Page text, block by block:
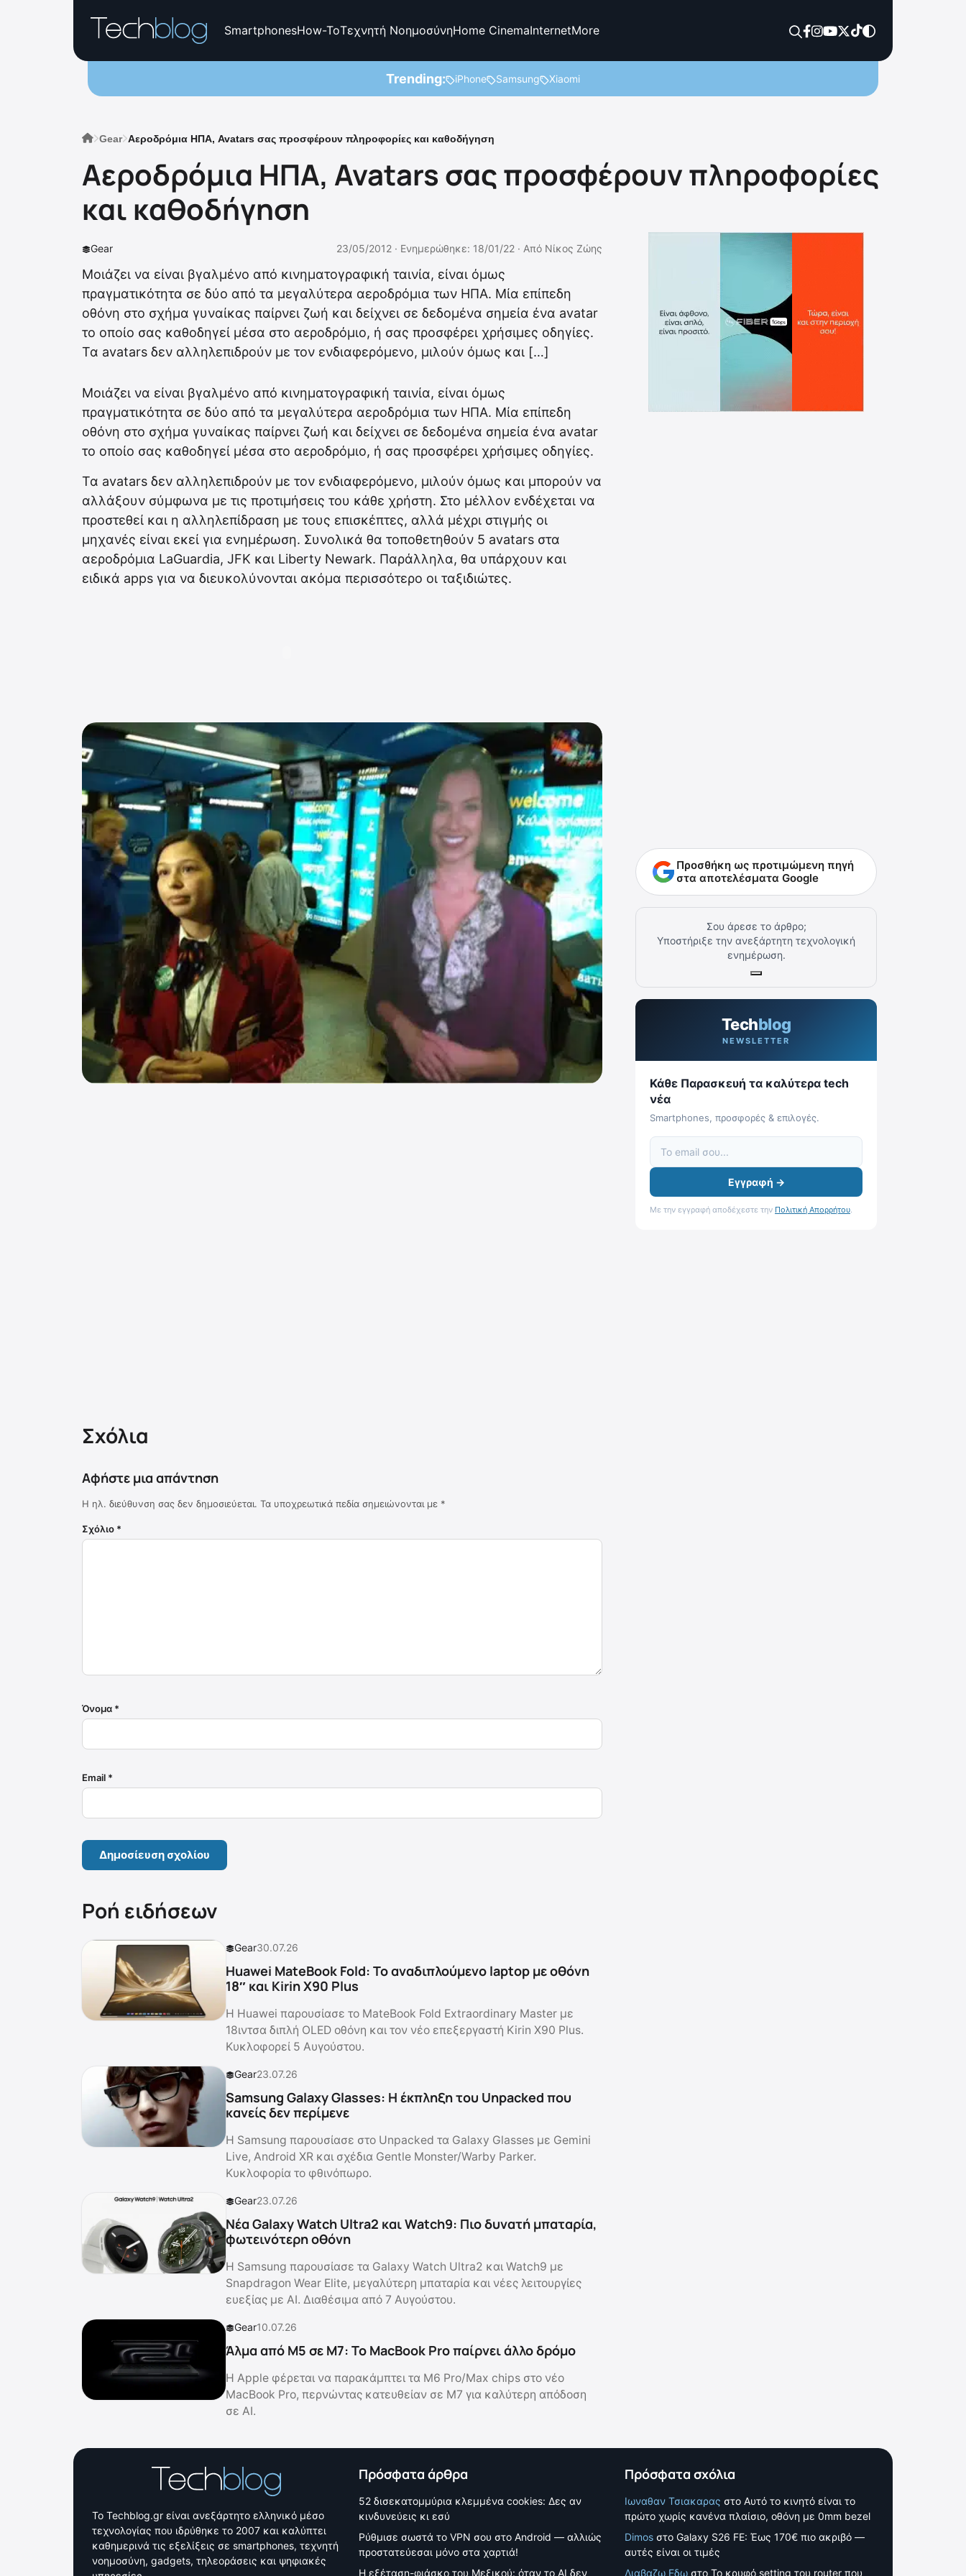
SmartphonesHow-ToΤεχνητή ΝοημοσύνηHome CinemaInternetMore
Trending: iPhone Samsung Xiaomi
Gear Αεροδρόμια ΗΠΑ, Avatars σας προσφέρουν πληροφορίες και καθοδήγηση
Αεροδρόμια ΗΠΑ, Avatars σας προσφέρουν πληροφορίες
και καθοδήγηση
Gear 23/05/2012 · Ενημερώθηκε: 18/01/22 · Από Νίκος Ζώης
Μοιάζει να είναι βγαλμένο από κινηματογραφική ταινία, είναι όμως
πραγματικότητα σε δύο από τα μεγαλύτερα αεροδρόμια των ΗΠΑ. Μία επίπεδη
οθόνη στο σχήμα γυναίκας παίρνει ζωή και δείχνει σε δεδομένα σημεία ένα avatar
το οποίο σας καθοδηγεί μέσα στο αεροδρόμιο, ή σας προσφέρει χρήσιμες οδηγίες.
Τα avatars δεν αλληλεπιδρούν με τον ενδιαφερόμενο, μιλούν όμως και […]
Μοιάζει να είναι βγαλμένο από κινηματογραφική ταινία, είναι όμως
πραγματικότητα σε δύο από τα μεγαλύτερα αεροδρόμια των ΗΠΑ. Μία επίπεδη
οθόνη στο σχήμα γυναίκας παίρνει ζωή και δείχνει σε δεδομένα σημεία ένα avatar
το οποίο σας καθοδηγεί μέσα στο αεροδρόμιο, ή σας προσφέρει χρήσιμες οδηγίες.
Τα avatars δεν αλληλεπιδρούν με τον ενδιαφερόμενο, μιλούν όμως και μπορούν να
αλλάξουν σύμφωνα με τις προτιμήσεις του κάθε χρήστη. Στο μέλλον ενδέχεται να
προστεθεί και η αλληλεπίδραση με τους επισκέπτες, αλλά μέχρι στιγμής οι
μηχανές είναι εκεί για ενημέρωση. Συνολικά θα τοποθετηθούν 5 avatars στα
αεροδρόμια LaGuardia, JFK και Liberty Newark. Παράλληλα, θα υπάρχουν και
ειδικά apps για να διευκολύνονται ακόμα περισσότερο οι ταξιδιώτες.
Σχόλια
Αφήστε μια απάντηση
Η ηλ. διεύθυνση σας δεν δημοσιεύεται. Τα υποχρεωτικά πεδία σημειώνονται με *
Σχόλιο *
Όνομα *
Email *
Ροή ειδήσεων
Gear30.07.26
Huawei MateBook Fold: Το αναδιπλούμενο laptop με οθόνη
18″ και Kirin X90 Plus
Η Huawei παρουσίασε το MateBook Fold Extraordinary Master με
18ιντσα διπλή OLED οθόνη και τον νέο επεξεργαστή Kirin X90 Plus.
Κυκλοφορεί 5 Αυγούστου.
Gear23.07.26
Samsung Galaxy Glasses: Η έκπληξη του Unpacked που
κανείς δεν περίμενε
Η Samsung παρουσίασε στο Unpacked τα Galaxy Glasses με Gemini
Live, Android XR και σχέδια Gentle Monster/Warby Parker.
Κυκλοφορία το φθινόπωρο.
Gear23.07.26
Νέα Galaxy Watch Ultra2 και Watch9: Πιο δυνατή μπαταρία,
φωτεινότερη οθόνη
Η Samsung παρουσίασε τα Galaxy Watch Ultra2 και Watch9 με
Snapdragon Wear Elite, μεγαλύτερη μπαταρία και νέες λειτουργίες
ευεξίας με AI. Διαθέσιμα από 7 Αυγούστου.
Gear10.07.26
Άλμα από M5 σε M7: Το MacBook Pro παίρνει άλλο δρόμο
Η Apple φέρεται να παρακάμπτει τα M6 Pro/Max chips στο νέο
MacBook Pro, περνώντας κατευθείαν σε M7 για καλύτερη απόδοση
σε AI.
Προσθήκη ως προτιμώμενη πηγή
στα αποτελέσματα Google
Σου άρεσε το άρθρο;
Υποστήριξε την ανεξάρτητη τεχνολογική
ενημέρωση.
Techblog
NEWSLETTER
Κάθε Παρασκευή τα καλύτερα tech
νέα
Smartphones, προσφορές & επιλογές.
Εγγραφή →
Με την εγγραφή αποδέχεστε την Πολιτική Απορρήτου.
Το Techblog.gr είναι ανεξάρτητο ελληνικό μέσο
τεχνολογίας που ιδρύθηκε το 2007 και καλύπτει
καθημερινά τις εξελίξεις σε smartphones, τεχνητή
νοημοσύνη, gadgets, τηλεοράσεις και ψηφιακές
Πρόσφατα άρθρα
52 δισεκατομμύρια κλεμμένα cookies: Δες αν
κινδυνεύεις κι εσύ
Ρύθμισε σωστά το VPN σου στο Android — αλλιώς
προστατεύεσαι μόνο στα χαρτιά!
Η εξέταση-φιάσκο του Μεξικού: όταν το AI δεν
Πρόσφατα σχόλια
Ιωναθαν ΤσιακαραςστοΑυτό το κινητό είναι το
πρώτο χωρίς κανένα πλαίσιο, οθόνη με 0mm bezel
DimosστοGalaxy S26 FE: Έως 170€ πιο ακριβό —
αυτές είναι οι τιμές
Διαβαζω ΕδωστοΤο κρυφό setting του router που